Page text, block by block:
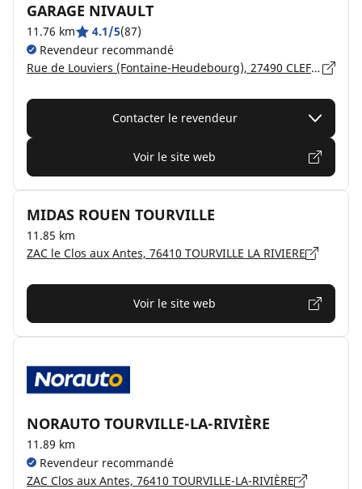
GARAGE NIVAULT
11.76 km 4.1/5(87)
Revendeur recommandé
Rue de Louviers (Fontaine-Heudebourg), 27490 CLEF VALLÉE D'EURE
Contacter le revendeur
Voir le site web
MIDAS ROUEN TOURVILLE
11.85 km
ZAC le Clos aux Antes, 76410 TOURVILLE LA RIVIERE
Voir le site web
NORAUTO TOURVILLE-LA-RIVIÈRE
11.89 km
Revendeur recommandé
ZAC Clos aux Antes, 76410 TOURVILLE-LA-RIVIÈRE